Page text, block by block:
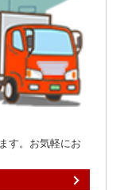
す。お気軽にお